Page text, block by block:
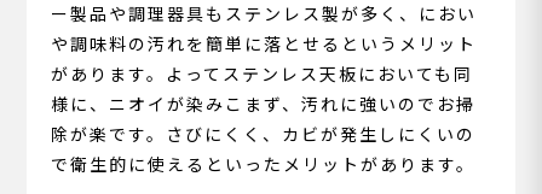
ー製品や調理器具もステンレス製が多く、におい
や調味料の汚れを簡単に落とせるというメリット
があります。よってステンレス天板においても同
様に、ニオイが染みこまず、汚れに強いのでお掃
除が楽です。さびにくく、カビが発生しにくいの
で衛生的に使えるといったメリットがあります。